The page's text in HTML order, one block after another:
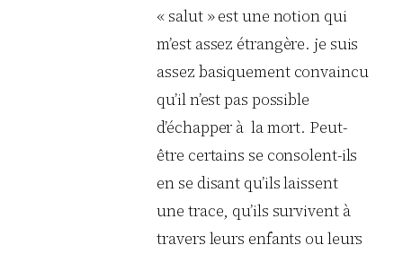
« salut » est une notion qui
m’est assez étrangère. je suis
assez basiquement convaincu
qu’il n’est pas possible
d’échapper à la mort. Peut-
être certains se consolent-ils
en se disant qu’ils laissent
une trace, qu’ils survivent à
travers leurs enfants ou leurs